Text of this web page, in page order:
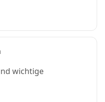
wichtige